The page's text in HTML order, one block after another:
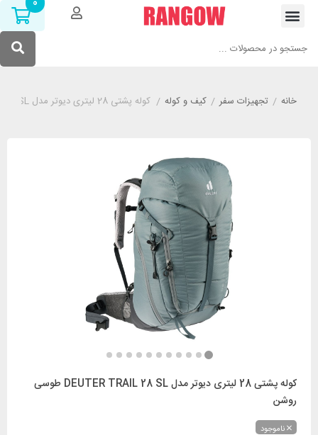
خانه/ تجهیزات سفر/ کیف و کوله/ کوله پشتی 28 لیتری دیوتر مدل DEUTER TRAIL 28 SL طوسی روشن
کوله پشتی 28 لیتری دیوتر مدل DEUTER TRAIL 28 SL طوسی
روشن
ناموجود